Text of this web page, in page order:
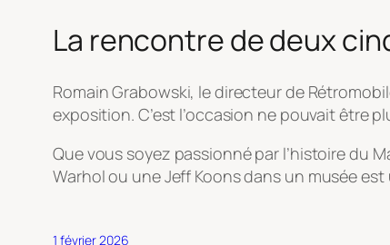
La rencontre de deux
Romain Grabowski, le directeur de
exposition. C’est l’occasion ne pouvait être
Que vous soyez passionné par l’histoire du
Warhol ou une Jeff Koons dans un musée
1 février 2026